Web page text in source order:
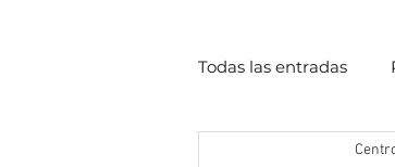
Todas las entradas
Psicología Infantil